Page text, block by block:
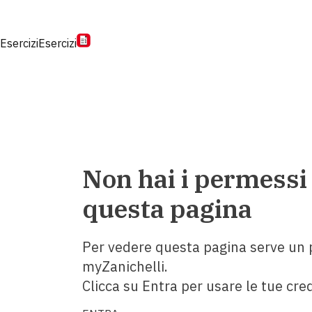
EserciziEsercizi
Non hai i
questa pagina
Per vedere questa pagina serve un
myZanichelli.
Clicca su Entra per usare le tue